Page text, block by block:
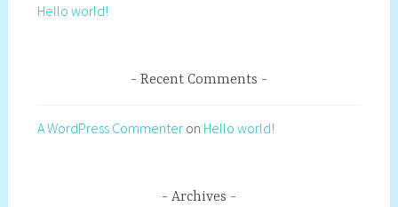
Hello world!
Recent Comments
A WordPress Commenteron Hello world!
Archives